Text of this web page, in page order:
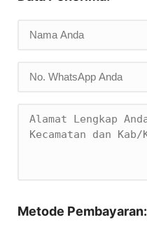
Metode Pembayaran: